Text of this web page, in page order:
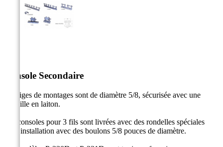
Console Secondaire
Les tiges de montages sont de diamètre 5/8, sécurisée avec une
goupille en laiton.
Les consoles pour 3 fils sont livrées avec des rondelles spéciales
pour installation avec des boulons 5/8 pouces de diamètre.